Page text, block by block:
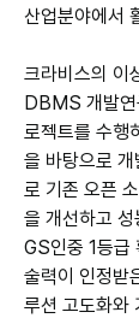
산업분야에서
크라비스의 이
DBMS 개발
로젝트를 수행
을 바탕으로
로 기존 오픈
을 개선하고 성
GS인중 1등급
술력이 인정받
루션 고도화와